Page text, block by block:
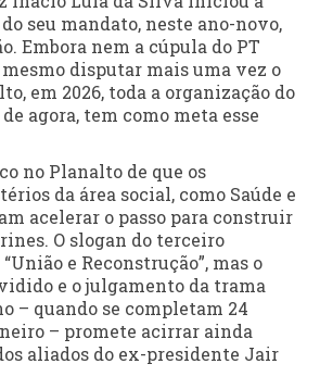
seu mandato, neste ano-novo,
Embora nem a cúpula do PT
disputar mais uma vez o
em 2026, toda a organização do
agora, tem como meta esse
no Planalto de que os
da área social, como Saúde e
acelerar o passo para construir
O slogan do terceiro
e Reconstrução”, mas o
e o julgamento da trama
– quando se completam 24
– promete acirrar ainda
aliados do ex-presidente Jair